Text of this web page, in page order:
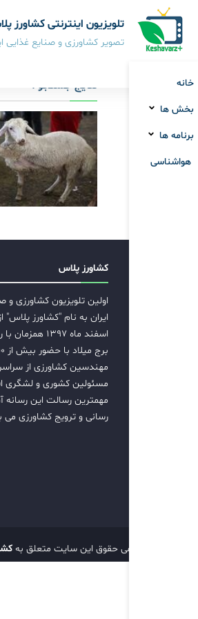
تلویزیون اینترنتی کشاورز
تصویر کشاورزی و صنایع غذایی
خانه
بخش ها
برنامه ها
هواشناسی
نتایج جستجو :
کشاورز پلاس
اولین تلویزیون کشاورزی و
ایران به نام "کشاورز پلاس"
اسفند ماه ۱۳۹۷
مهندسین کشاورزی از
مسئولین کشوری و لشگری
مهمترین رسالت این رسانه
رسانی و ترویج کشاورزی می
تمامی حقوق این سایت متعلق به